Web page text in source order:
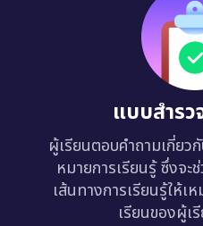
แบบสำร
ผู้เรียนตอบคำถามเกี่ยว
หมายการเรียนรู้ ซึ่งจะ
เส้นทางการเรียนรู้ให้เ
เรียนของผู้เ